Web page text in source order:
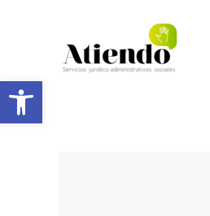
de
entradas
Abrir barra de herramientas